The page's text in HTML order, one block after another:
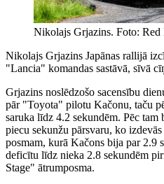
Nikolajs Grjazins. Foto:
Nikolajs Grjazins Japānas rallijā
"Lancia" komandas sastāvā, sīvā
Grjazins noslēdzošo sacensību
pār "Toyota" pilotu Kačonu, taču
saruka līdz 4.2 sekundēm. Pēc tam
piecu sekunžu pārsvaru, ko
posmam, kurā Kačons bija par 2.9
deficītu līdz nieka 2.8 sekundēm
Stage" ātrumposma.